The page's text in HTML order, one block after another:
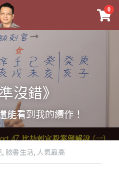
0
沒錯》
能看到我的續作！
, 臉書生活, 人氣最高
×
分類
整典藏版